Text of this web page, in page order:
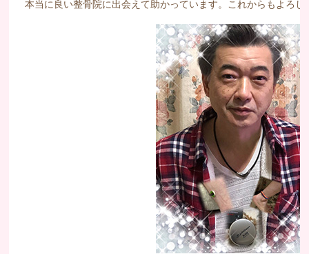
本当に良い整骨院に出会えて助かっています。これからもよろし